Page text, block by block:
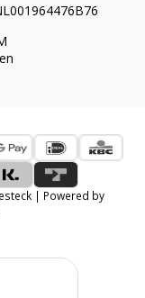
| Powered by